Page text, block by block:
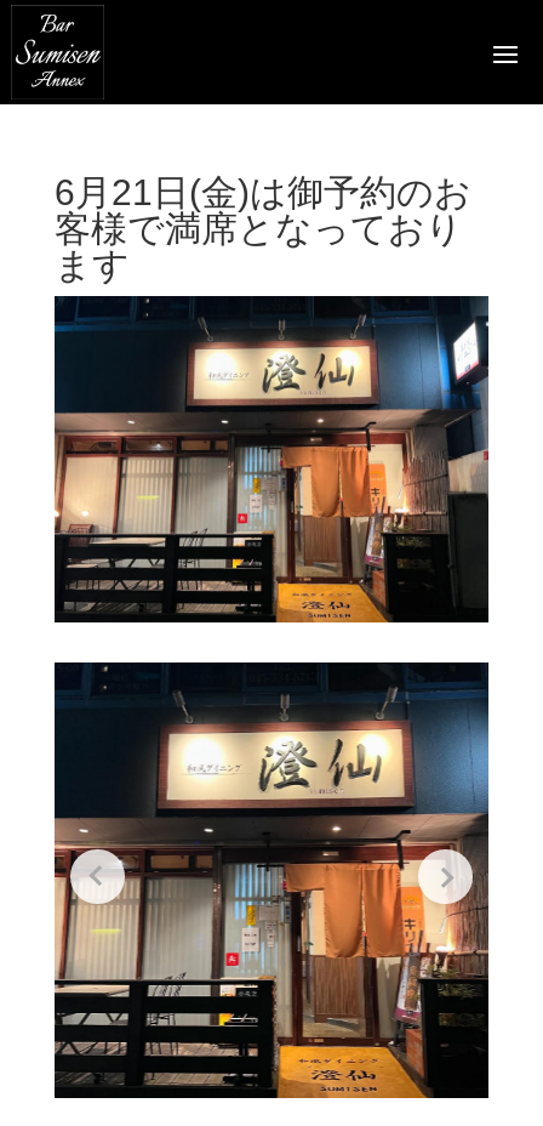
6月21日(金)は御予約のお
客様で満席となっており
ます